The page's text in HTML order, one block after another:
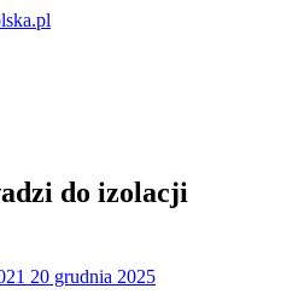
do izolacji
20 grudnia 2025